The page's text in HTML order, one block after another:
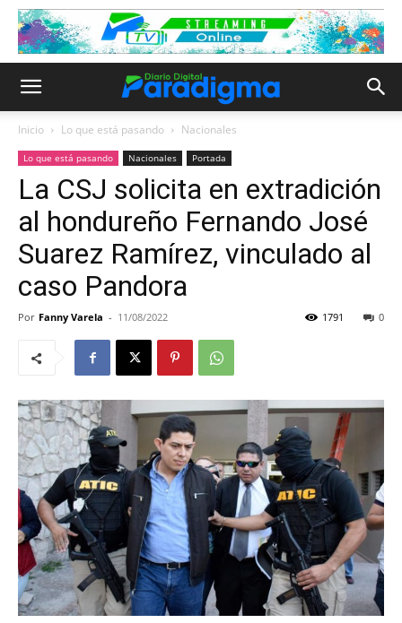
Inicio Lo que está pasando Nacionales
Lo que está pasando Nacionales Portada
La CSJ solicita en extradición
al hondureño Fernando José
Suarez Ramírez, vinculado al
caso Pandora
Por Fanny Varela - 11/08/2022 0
1791